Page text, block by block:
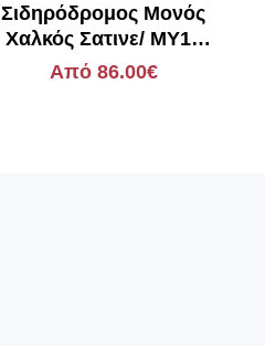
Σιδηρόδρομος Μονός
Χαλκός Σατινε/ MY11
Matrix
Από 86.00€